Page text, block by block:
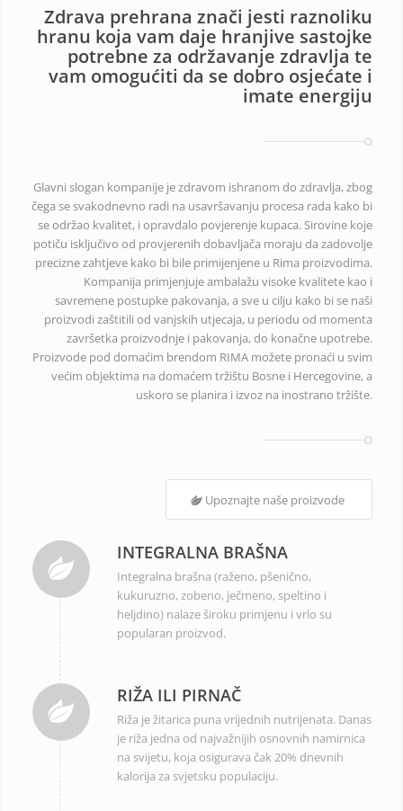
Zdrava prehrana znači jesti raznoliku
hranu koja vam daje hranjive sastojke
potrebne za održavanje zdravlja te
vam omogućiti da se dobro osjećate i
imate energiju
Glavni slogan kompanije je zdravom ishranom do zdravlja, zbog
čega se svakodnevno radi na usavršavanju procesa rada kako bi
se održao kvalitet, i opravdalo povjerenje kupaca. Sirovine koje
potiču isključivo od provjerenih dobavljača moraju da zadovolje
precizne zahtjeve kako bi bile primijenjene u Rima proizvodima.
Kompanija primjenjuje ambalažu visoke kvalitete kao i
savremene postupke pakovanja, a sve u cilju kako bi se naši
proizvodi zaštitili od vanjskih utjecaja, u periodu od momenta
završetka proizvodnje i pakovanja, do konačne upotrebe.
Proizvode pod domaćim brendom RIMA možete pronaći u svim
većim objektima na domaćem tržištu Bosne i Hercegovine, a
uskoro se planira i izvoz na inostrano tržište.
Upoznajte naše proizvode
INTEGRALNA BRAŠNA
Integralna brašna (raženo, pšenično,
kukuruzno, zobeno, ječmeno, speltino i
heljdino) nalaze široku primjenu i vrlo su
popularan proizvod.
RIŽA ILI PIRNAČ
Riža je žitarica puna vrijednih nutrijenata. Danas
je riža jedna od najvažnijih osnovnih namirnica
na svijetu, koja osigurava čak 20% dnevnih
kalorija za svjetsku populaciju.